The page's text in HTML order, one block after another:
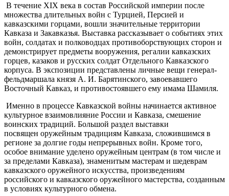
В течение XIX века в состав Российской империи после
множества длительных войн с Турцией, Персией и
кавказскими горцами, вошли значительные территории
Кавказа и Закавказья. Выставка рассказывает о событиях этих
войн, солдатах и полководцах противоборствующих сторон и
демонстрирует предметы вооружения, регалии кавказских
горцев, казаков и русских солдат Отдельного Кавказского
корпуса. В экспозиции представлены личные вещи генерал-
фельдмаршала князя А. И. Барятинского, завоевавшего
Восточный Кавказ, и противостоявшего ему имама Шамиля.
Именно в процессе Кавказской войны начинается активное
культурное взаимовлияние России и Кавказа, смешение
воинских традиций. Большой раздел выставки
посвящен оружейным традициям Кавказа, сложившимся в
регионе за долгие годы непрерывных войн. Кроме того,
особое внимание уделено оружейным центрам (в том числе и
за пределами Кавказа), знаменитым мастерам и шедеврам
кавказского оружейного искусства, произведениям
российского и кавказского оружейного мастерства, созданным
в условиях культурного обмена.